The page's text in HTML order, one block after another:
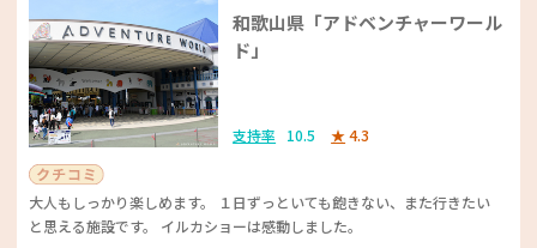
「定期的なスペシャルメニュー企画があり、値段・量ともに満足できる」
とのコメントが寄せられました。利用しているママたちにとって、カット
ミールの便利さで手間の軽減になっている点がポイントのようです。献立
や買い物の手間を省け、手軽で満足度の高いサービスが提供されるのは、
忙しい子育て世代にとって本当にありがたい存在ですね！
フレシャス
コンパクトな卓上で使えるサイズのものを使用しています。場所もあまり
とらない感じがするので使いやすいと思います。
「富士山のお水でおいしい」というコメントをいただきました。また、卓
上タイプのものは、コンパクトな設計が場所を取らず使い勝手が良いのも
大手なので安心してお任せできました！ 最初の頃は、困った事などで相
談の連絡をする事もありましたが、最近は特にありません。メンテナンス
の時期になるとお手紙が来ます。
ハウスメーカー優秀賞
和歌山県「アドベンチャーワール
ド」
支持率 10.5 ★4.3
大人もしっかり楽しめます。 １日ずっといても飽きない、また行きたい
と思える施設です。 イルカショーは感動しました。